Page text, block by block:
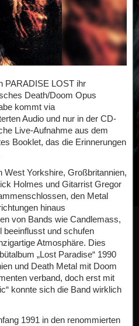
PARADISE LOST ihr
Death/Doom Opus
kommt via
Audio und nur in der CD-
Live-Aufnahme aus dem
Booklet, das die Erinnerungen
West Yorkshire, Großbritannien,
Holmes und Gitarrist Gregor
den Metal
hinaus
von Bands wie Candlemass,
beeinflusst und schufen
Atmosphäre. Dies
„Lost Paradise“ 1990
und Death Metal mit Doom
verband, doch erst mit
konnte sich die Band wirklich
1991 in den renommierten